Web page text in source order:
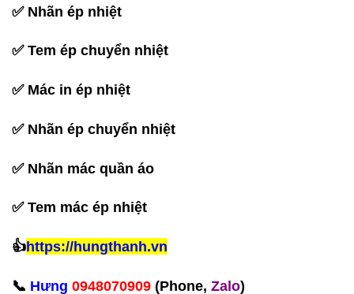
✅Nhãn ép nhiệt
✅Tem ép chuyển nhiệt
✅Mác in ép nhiệt
✅Nhãn ép chuyển nhiệt
✅Nhãn mác quần áo
✅Tem mác ép nhiệt
👍https://hungthanh.vn
📞 Hưng 0948070909 (Phone, Zalo)‪